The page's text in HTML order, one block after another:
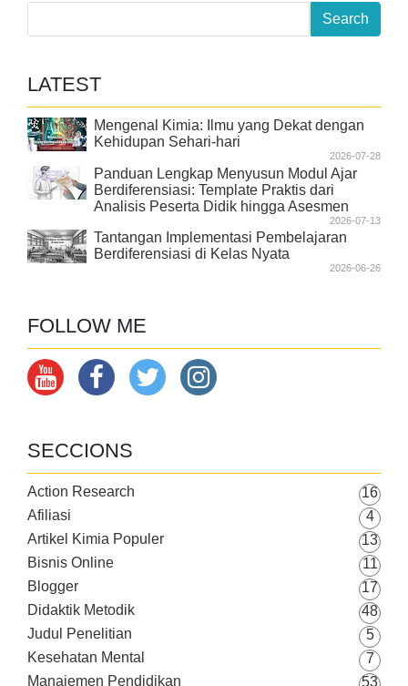
LATEST
Mengenal Kimia: Ilmu yang Dekat dengan
Kehidupan Sehari-hari
2026-07-28
Panduan Lengkap Menyusun Modul Ajar
Berdiferensiasi: Template Praktis dari
Analisis Peserta Didik hingga Asesmen
2026-07-13
Tantangan Implementasi Pembelajaran
Berdiferensiasi di Kelas Nyata
2026-06-26
FOLLOW ME
SECCIONS
Action Research
16
Afiliasi
4
Artikel Kimia Populer
13
Bisnis Online
11
Blogger
17
Didaktik Metodik
48
Judul Penelitian
5
Kesehatan Mental
7
Manajemen Pendidikan
53